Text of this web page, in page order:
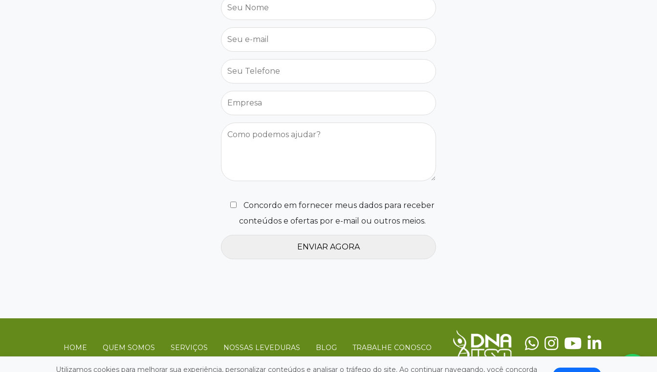
Concordo em fornecer meus dados para receber
conteúdos e ofertas por e-mail ou outros meios.
HOME QUEM SOMOS SERVIÇOS NOSSAS LEVEDURAS BLOG TRABALHE CONOSCO
Utilizamos cookies para melhorar sua experiência, personalizar conteúdos e analisar o tráfego do site. Ao continuar navegando, você concorda